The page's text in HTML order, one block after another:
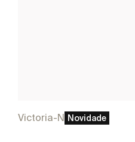
Victoria-N Novidade